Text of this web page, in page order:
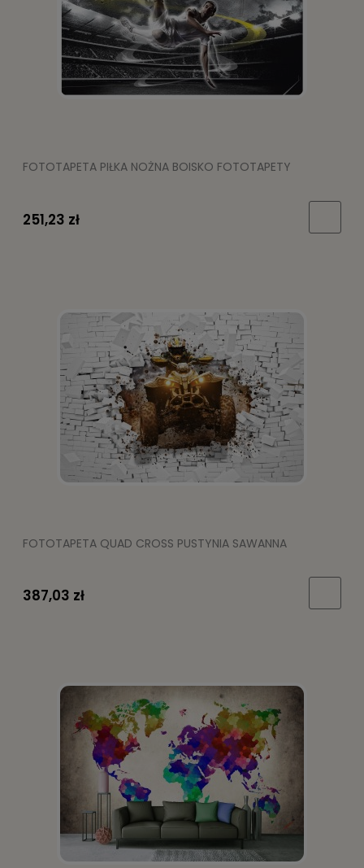
FOTOTAPETA PIŁKA NOŻNA BOISKO FOTOTAPETY
251,23 zł
FOTOTAPETA QUAD CROSS PUSTYNIA SAWANNA
387,03 zł